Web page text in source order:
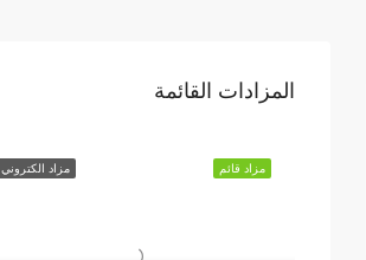
المزادات القائمة
مزاد الكتروني مزاد قائم